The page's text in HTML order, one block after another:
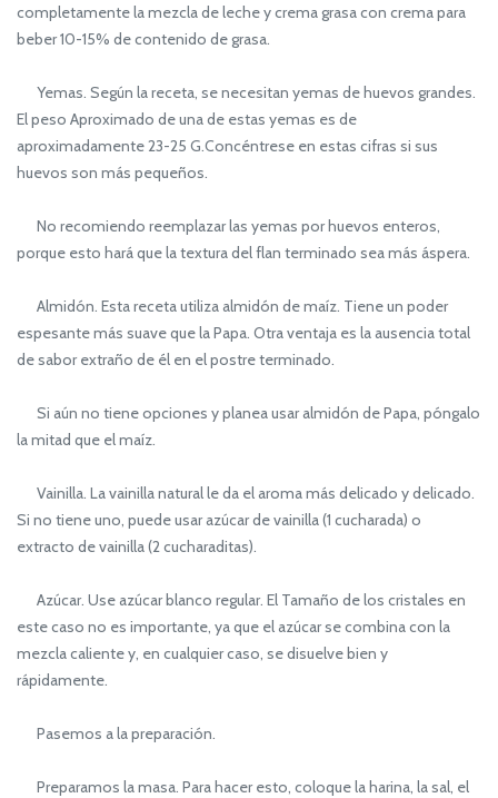
completamente la mezcla de leche y crema grasa con crema para
beber 10-15% de contenido de grasa.
Yemas. Según la receta, se necesitan yemas de huevos grandes.
El peso Aproximado de una de estas yemas es de
aproximadamente 23-25 G.Concéntrese en estas cifras si sus
huevos son más pequeños.
No recomiendo reemplazar las yemas por huevos enteros,
porque esto hará que la textura del flan terminado sea más áspera.
Almidón. Esta receta utiliza almidón de maíz. Tiene un poder
espesante más suave que la Papa. Otra ventaja es la ausencia total
de sabor extraño de él en el postre terminado.
Si aún no tiene opciones y planea usar almidón de Papa, póngalo
la mitad que el maíz.
Vainilla. La vainilla natural le da el aroma más delicado y delicado.
Si no tiene uno, puede usar azúcar de vainilla (1 cucharada) o
extracto de vainilla (2 cucharaditas).
Azúcar. Use azúcar blanco regular. El Tamaño de los cristales en
este caso no es importante, ya que el azúcar se combina con la
mezcla caliente y, en cualquier caso, se disuelve bien y
rápidamente.
Pasemos a la preparación.
Preparamos la masa. Para hacer esto, coloque la harina, la sal, el